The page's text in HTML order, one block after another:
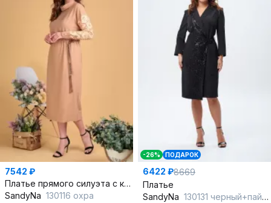
7542 ₽
Платье прямого силуэта с кулисой и шифоновыми рукавами
SandyNa 130116 охра
-26% ПОДАРОК
6422 ₽8669
Платье
SandyNa 130131 черный+пайетки